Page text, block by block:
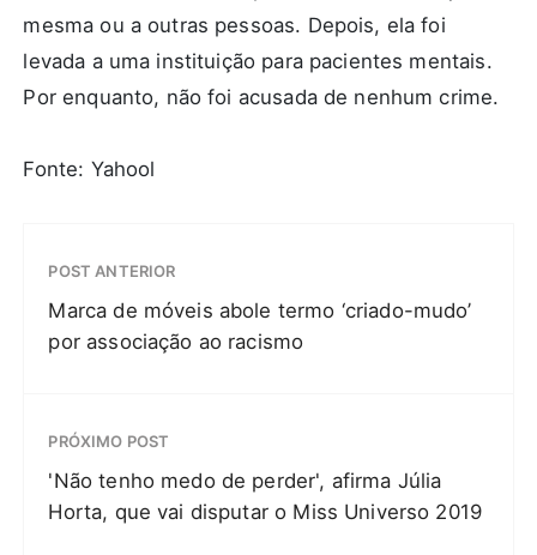
mesma ou a outras pessoas. Depois, ela foi
levada a uma instituição para pacientes mentais.
Por enquanto, não foi acusada de nenhum crime.
Fonte: Yahool
POST ANTERIOR
Marca de móveis abole termo ‘criado-mudo’
por associação ao racismo
PRÓXIMO POST
'Não tenho medo de perder', afirma Júlia
Horta, que vai disputar o Miss Universo 2019